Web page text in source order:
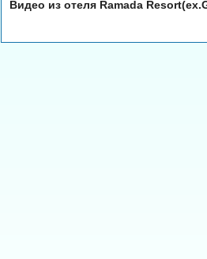
Видео из отеля Ramada